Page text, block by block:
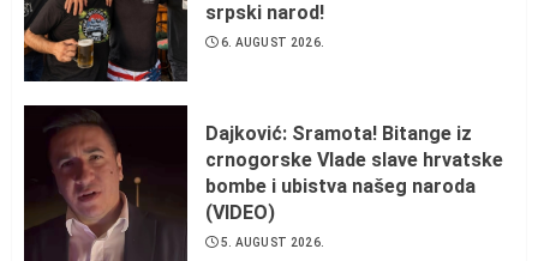
srpski narod!
6. AUGUST 2026.
Dajković: Sramota! Bitange iz
crnogorske Vlade slave hrvatske
bombe i ubistva našeg naroda
(VIDEO)
5. AUGUST 2026.